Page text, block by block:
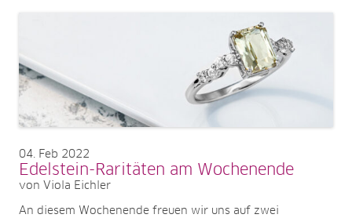
04 Feb 2022
Edelstein-Raritäten am Wochenende
von Viola Eichler
An diesem Wochenende freuen wir uns auf zwei